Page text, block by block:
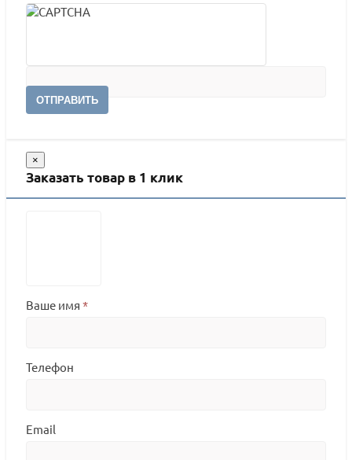
ОТПРАВИТЬ
×
Заказать товар в 1 клик
Ваше имя *
Телефон
Email